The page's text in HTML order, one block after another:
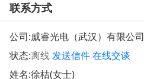
联系方式
公司:威睿光电（武汉）有限公司
状态:离线发送信件在线交谈
姓名:徐桔(女士)